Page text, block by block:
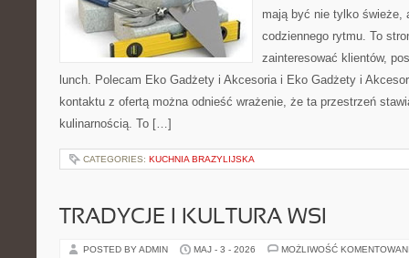
mają być nie tylko świeże,
codziennego rytmu. To
zainteresować klientów,
lunch. Polecam Eko Gadżety i Akcesoria i Eko Gadżety i
kontaktu z ofertą można odnieść wrażenie, że ta przestrzeń
kulinarnością. To […]
CATEGORIES: KUCHNIA BRAZYLIJSKA
TRADYCJE I KULTURA WSI
POSTED BY ADMIN MAJ - 3 - 2026 MOŻLIWOŚĆ